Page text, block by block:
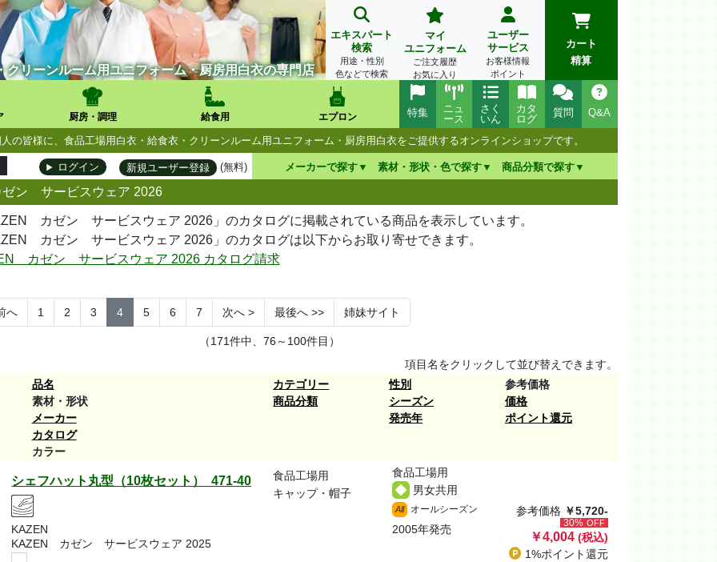
クリーンルーム用ユニフォーム・厨房用白衣の専門店
エキスパート
検索
用途・性別
色などで検索
マイ
ユニフォーム
ご注文履歴
お気に入り
ユーザー
サービス
お客様情報
ポイント
カート
精算
厨房・調理 給食用 エプロン Q&A
質問
カタ
ログ
さく
いん
ニュ
ース
特集
の皆様に、食品工場用白衣・給食衣・クリーンルーム用ユニフォーム・厨房用白衣をご提供するオンラインショップです。
ログイン 新規ユーザー登録 (無料) メーカーで探す 素材・形状・色で探す 商品分類で探す
ン サービスウェア 2026
カゼン サービスウェア 2026」のカタログに掲載されている商品を表示しています。
カゼン サービスウェア 2026」のカタログは以下からお取り寄せできます。
カゼン サービスウェア 2026 カタログ請求
へ 1 2 3 4 5 6 7 次へ> 最後へ>> 姉妹サイト
（171件中、76～100件目）
項目名をクリックして並び替えできます。
品名
素材・形状
メーカー
カタログ
カラー
カテゴリー
商品分類
性別
シーズン
発売年
参考価格
価格
ポイント還元
シェフハット丸型（10枚セット） 471-40
KAZEN
KAZEN カゼン サービスウェア 2025
食品工場用
キャップ・帽子
食品工場用
男女共用
All オールシーズン
2005年発売
参考価格 ￥5,720-
30% OFF
￥4,004 (税込)
1%ポイント還元